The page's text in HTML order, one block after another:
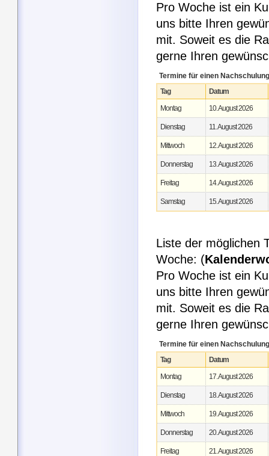
Pro Woche ist ein
uns bitte Ihren
mit. Soweit es die
gerne Ihren
Termine für einen
Tag
Datum
Montag
10. August 2026
Dienstag 11. August 2026
Mittwoch 12. August 2026
Donnerstag 13. August 2026
Freitag 14. August 2026
Samstag 15. August 2026
Liste der möglichen
Woche: (
Pro Woche ist ein
uns bitte Ihren
mit. Soweit es die
gerne Ihren
Termine für einen
Tag
Datum
Montag
17. August 2026
Dienstag 18. August 2026
Mittwoch 19. August 2026
Donnerstag 20. August 2026
Freitag 21. August 2026